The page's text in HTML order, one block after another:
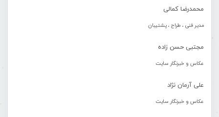
محمدرضا کمالی
مدیر فنی ، طراح ، پشتیبان
مجتبی حسن زاده
عکاس و خبرنگار سایت
علی آرمان نژاد
عکاس و خبرنگار سایت